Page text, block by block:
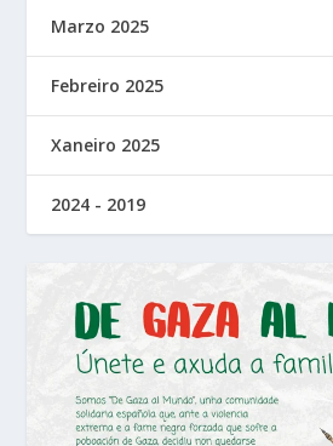
Marzo 2025
Febreiro 2025
Xaneiro 2025
2024 - 2019